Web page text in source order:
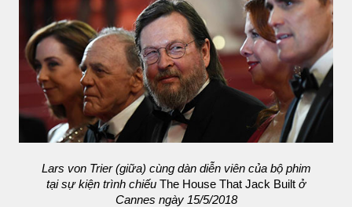
Lars von Trier (giữa) cùng dàn diễn viên của bộ phim
tại sự kiện trình chiếu The House That Jack Built ở
Cannes ngày 15/5/2018